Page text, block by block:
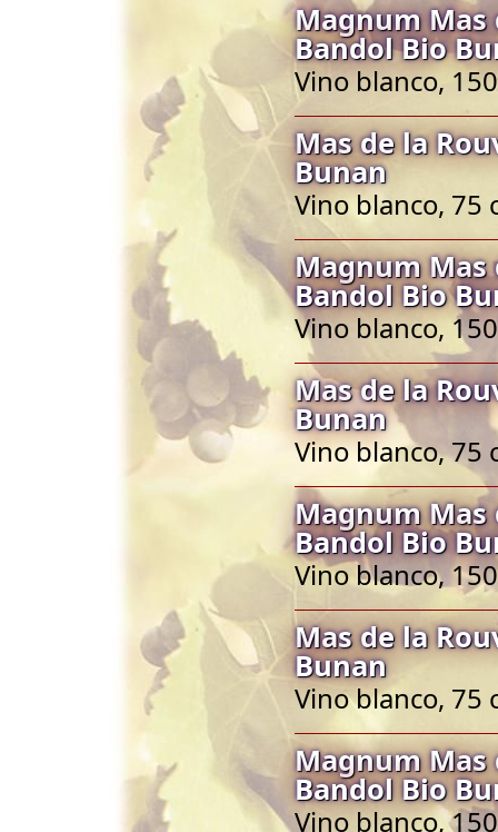
Magnum Mas
Bandol Bio
Vino blanco,
Mas de la
Bunan
Vino blanco, 75
Magnum Mas
Bandol Bio
Vino blanco,
Mas de la
Bunan
Vino blanco, 75
Magnum Mas
Bandol Bio
Vino blanco,
Mas de la
Bunan
Vino blanco, 75
Magnum Mas
Bandol Bio
Vino blanco,